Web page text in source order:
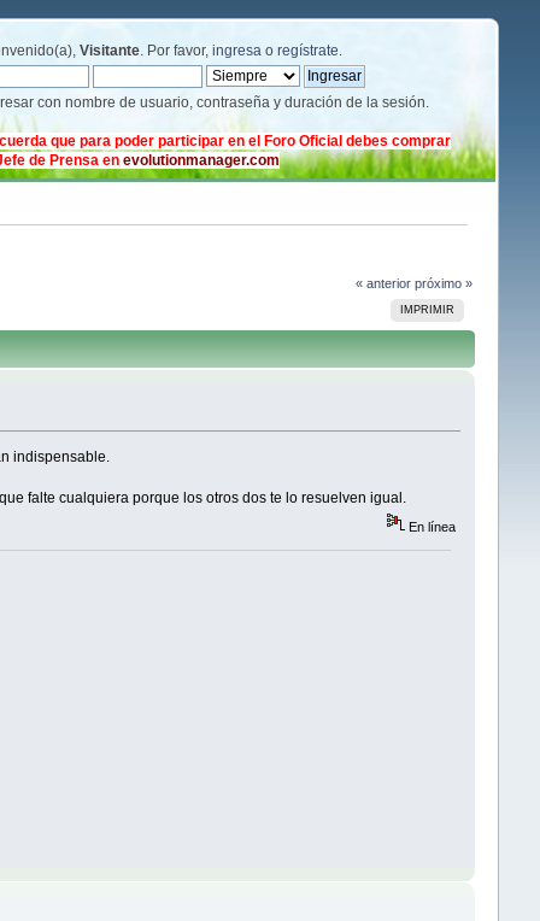
Visitante. Por favor,ingresa oregístrate.
con nombre de usuario, contraseña y duración de la sesión.
que para poder participar en el Foro Oficial debes comprar
de Prensa enevolutionmanager.com
« anterior próximo »
IMPRIMIR
indispensable.
falte cualquiera porque los otros dos te lo resuelven igual.
En línea